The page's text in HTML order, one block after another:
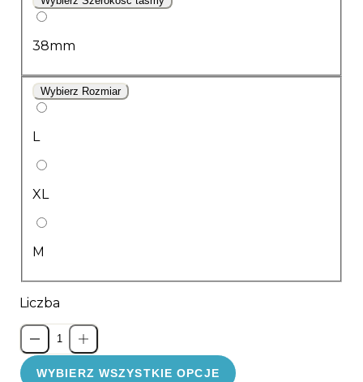
38mm
Wybierz Rozmiar
L
XL
M
Liczba
WYBIERZ WSZYSTKIE OPCJE